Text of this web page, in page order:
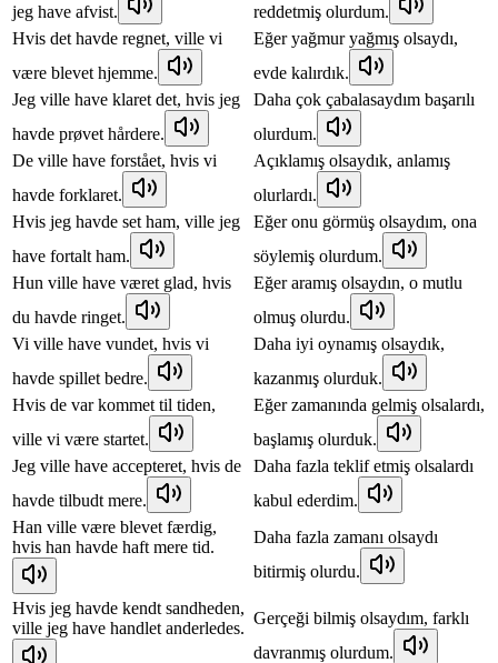
jeg have afvist.
reddetmiş olurdum.
Hvis det havde regnet, ville vi
være blevet hjemme.
Eğer yağmur yağmış olsaydı,
evde kalırdık.
Jeg ville have klaret det, hvis jeg
havde prøvet hårdere.
Daha çok çabalasaydım başarılı
olurdum.
De ville have forstået, hvis vi
havde forklaret.
Açıklamış olsaydık, anlamış
olurlardı.
Hvis jeg havde set ham, ville jeg
have fortalt ham.
Eğer onu görmüş olsaydım, ona
söylemiş olurdum.
Hun ville have været glad, hvis
du havde ringet.
Eğer aramış olsaydın, o mutlu
olmuş olurdu.
Vi ville have vundet, hvis vi
havde spillet bedre.
Daha iyi oynamış olsaydık,
kazanmış olurduk.
Hvis de var kommet til tiden,
ville vi være startet.
Eğer zamanında gelmiş olsalardı,
başlamış olurduk.
Jeg ville have accepteret, hvis de
havde tilbudt mere.
Daha fazla teklif etmiş olsalardı
kabul ederdim.
Han ville være blevet færdig,
hvis han havde haft mere tid.
Daha fazla zamanı olsaydı
bitirmiş olurdu.
Hvis jeg havde kendt sandheden,
ville jeg have handlet anderledes.
Gerçeği bilmiş olsaydım, farklı
davranmış olurdum.